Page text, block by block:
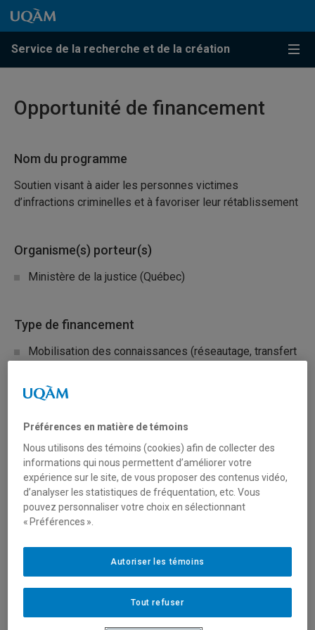
Passer au contenu
Accéder au menu principal
Accéder à la recherche
Passer au contenu
Accéder au menu principal
Service de la recherche et de la création
Menu
Opportunité de financement
Nom du programme
Soutien visant à aider les personnes victimes
d’infractions criminelles et à favoriser leur rétablissement
Organisme(s) porteur(s)
Ministère de la justice (Québec)
Type de financement
Mobilisation des connaissances (réseautage, transfert
Sciences humaines et sociales
Description du programme
Volet 2 : Développement et transfert de connaissances
leurs proches et aux témoins d’infractions criminelles
Préférences en matière de témoins
Nous utilisons des témoins (cookies) afin de collecter des
informations qui nous permettent d’améliorer votre
expérience sur le site, de vous proposer des contenus vidéo,
d’analyser les statistiques de fréquentation, etc. Vous
pouvez personnaliser votre choix en sélectionnant
« Préférences ».
Tout refuser
Autoriser les témoins